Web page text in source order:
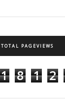
TOTAL PAGEVIEWS
1 8 1 2